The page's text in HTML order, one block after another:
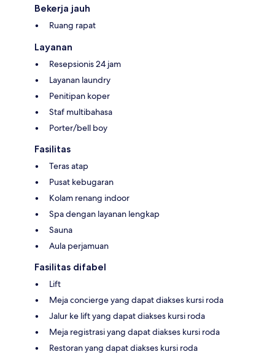
Bekerja jauh
Ruang rapat
Layanan
Resepsionis 24 jam
Layanan laundry
Penitipan koper
Staf multibahasa
Porter/bell boy
Fasilitas
Teras atap
Pusat kebugaran
Kolam renang indoor
Spa dengan layanan lengkap
Sauna
Aula perjamuan
Fasilitas difabel
Lift
Meja concierge yang dapat diakses kursi roda
Jalur ke lift yang dapat diakses kursi roda
Meja registrasi yang dapat diakses kursi roda
Restoran yang dapat diakses kursi roda